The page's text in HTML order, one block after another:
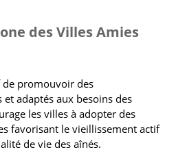
des Villes Amies
de promouvoir des
adaptés aux besoins des
les villes à adopter des
favorisant le vieillissement actif
de vie des aînés.